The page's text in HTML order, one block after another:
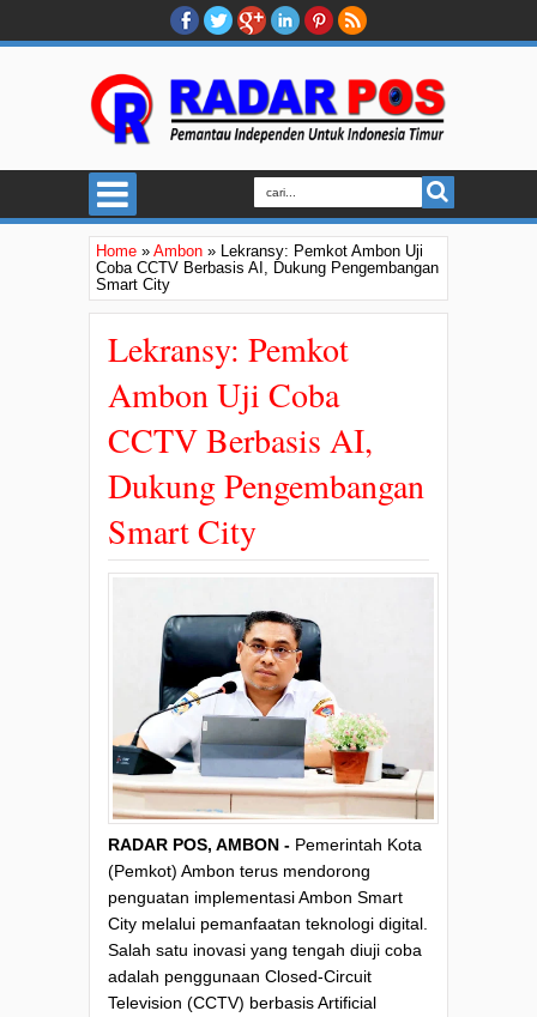
Home » Ambon » Lekransy: Pemkot Ambon Uji
Coba CCTV Berbasis AI, Dukung Pengembangan
Smart City
Lekransy: Pemkot
Ambon Uji Coba
CCTV Berbasis AI,
Dukung Pengembangan
Smart City
RADAR POS, AMBON - Pemerintah Kota
(Pemkot) Ambon terus mendorong
penguatan implementasi Ambon Smart
City melalui pemanfaatan teknologi digital.
Salah satu inovasi yang tengah diuji coba
adalah penggunaan Closed-Circuit
Television (CCTV) berbasis Artificial